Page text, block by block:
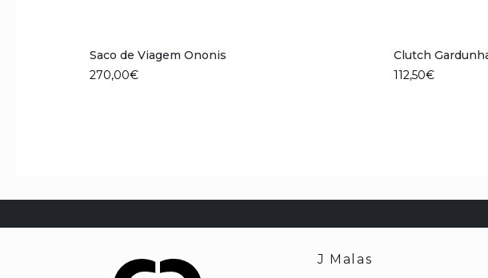
Saco de Viagem Ononis
270,00€
Clutch
112,50€
J Malas